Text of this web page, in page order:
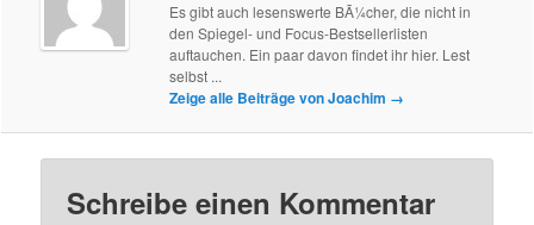
Es gibt auch lesenswerte BÃ¼cher, die nicht in
den Spiegel- und Focus-Bestsellerlisten
auftauchen. Ein paar davon findet ihr hier. Lest
selbst ...
Zeige alle Beiträge von Joachim →
Schreibe einen Kommentar